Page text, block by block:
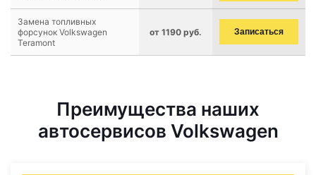
Замена топливных
форсунок Volkswagen
Teramont
от 1190 руб. Записаться
Преимущества наших
автосервисов Volkswagen